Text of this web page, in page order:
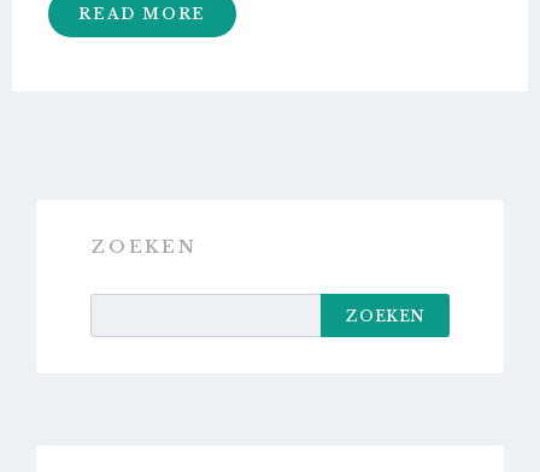
READ MORE
ZOEKEN
ZOEKEN